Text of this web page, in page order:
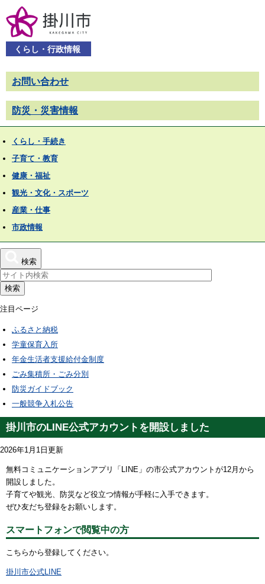
くらし・行政情報
お問い合わせ
防災・災害情報
くらし・手続き
子育て・教育
健康・福祉
観光・文化・スポーツ
産業・仕事
市政情報
検索
検索
注目ページ
ふるさと納税
学童保育入所
年金生活者支援給付金制度
ごみ集積所・ごみ分別
防災ガイドブック
一般競争入札公告
掛川市のLINE公式アカウントを開設しました
2026年1月1日更新
無料コミュニケーションアプリ「LINE」の市公式アカウントが12月から
開設しました。
子育てや観光、防災など役立つ情報が手軽に入手できます。
ぜひ友だち登録をお願いします。
スマートフォンで閲覧中の方
こちらから登録してください。
掛川市公式LINE